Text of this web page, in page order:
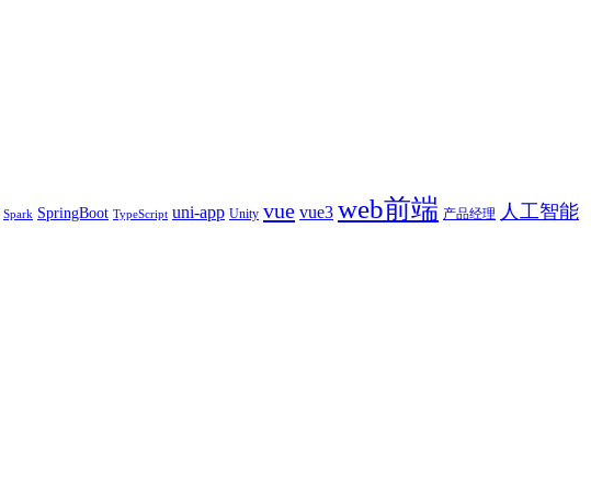
Spark SpringBoot TypeScript uni-app Unity vue vue3 web前端 产品经理 人工智能